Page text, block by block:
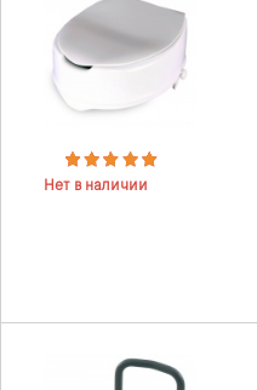
Нет в наличии